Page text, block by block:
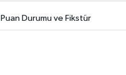
Puan Durumu ve Fikstür